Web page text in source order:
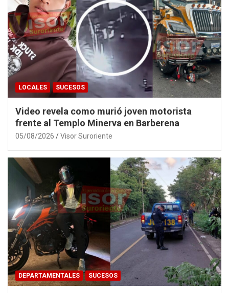
LOCALES SUCESOS
Video revela como murió joven motorista
frente al Templo Minerva en Barberena
05/08/2026 Visor Suroriente
DEPARTAMENTALES SUCESOS